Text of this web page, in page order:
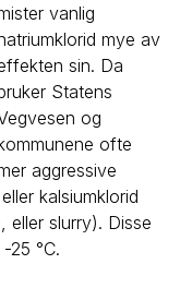
vanlig
mye av
sin. Da
Statens
og
ofte
aggressive
kalsiumklorid
eller slurry). Disse
25 °C.